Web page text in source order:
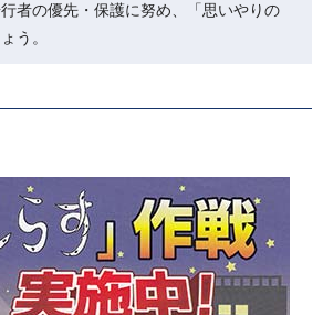
者の優先・保護に努め、「思いやりの
う。